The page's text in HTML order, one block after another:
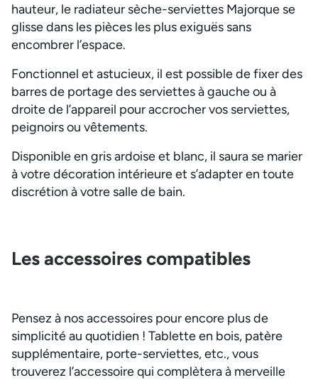
hauteur, le radiateur sèche-serviettes Majorque se
glisse dans les pièces les plus exiguës sans
encombrer l’espace.
Fonctionnel et astucieux, il est possible de fixer des
barres de portage des serviettes à gauche ou à
droite de l’appareil pour accrocher vos serviettes,
peignoirs ou vêtements.
Disponible en gris ardoise et blanc, il saura se marier
à votre décoration intérieure et s’adapter en toute
discrétion à votre salle de bain.
Les accessoires compatibles
Pensez à nos accessoires pour encore plus de
simplicité au quotidien ! Tablette en bois, patère
supplémentaire, porte-serviettes, etc., vous
trouverez l’accessoire qui complètera à merveille